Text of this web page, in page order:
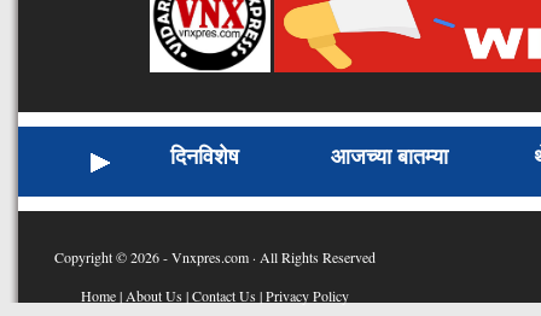
दिनविशेष आजच्या बातम्या
Copyright © 2026 - Vnxpres.com · All Rights Reserved
Home|About Us |Contact Us |Privacy Policy